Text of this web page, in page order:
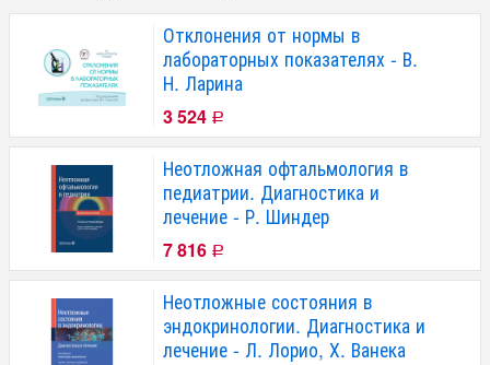
Отклонения от нормы в
лабораторных показателях - В.
Н. Ларина
3 524 Р
Неотложная офтальмология в
педиатрии. Диагностика и
лечение - Р. Шиндер
7 816 Р
Неотложные состояния в
эндокринологии. Диагностика и
лечение - Л. Лорио, Х. Ванека